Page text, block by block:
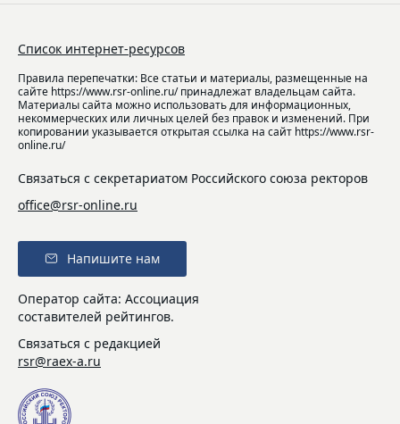
Список интернет-ресурсов
Правила перепечатки: Все статьи и материалы, размещенные на
сайте https://www.rsr-online.ru/ принадлежат владельцам сайта.
Материалы сайта можно использовать для информационных,
некоммерческих или личных целей без правок и изменений. При
копировании указывается открытая ссылка на сайт https://www.rsr-
online.ru/
Связаться с секретариатом Российского союза ректоров
office@rsr-online.ru
Напишите нам
Оператор сайта: Ассоциация
составителей рейтингов.
Связаться с редакцией
rsr@raex-a.ru